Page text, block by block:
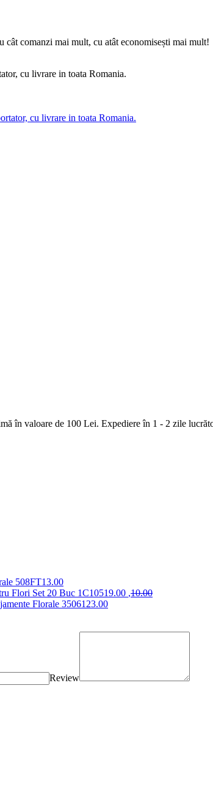
comanzi mai mult, cu atât economisești mai mult!
cu livrare in toata Romania.
în valoare de 100 Lei. Expediere în 1 - 2 zile
508FT13.00
Flori Set 20 Buc 1C10519.00 ,10.00
Florale 35061 23.00
Review